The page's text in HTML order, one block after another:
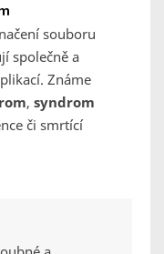
souboru
společně a
Známe
, syndrom
či smrtící